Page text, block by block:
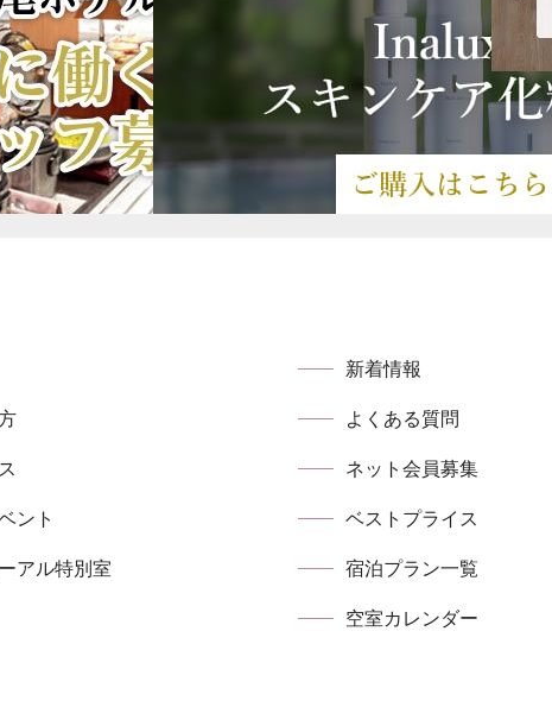
ント
アル特別室
新着情報
よくある質問
ネット会員募集
ベストプライス
宿泊プラン⼀覧
空室カレンダー